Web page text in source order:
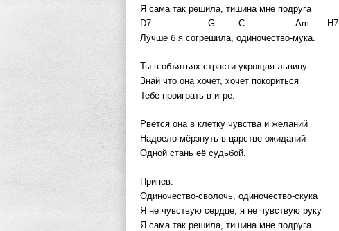
Я сама так решила, тишина мне подруга
D7……………….G……..C……………..Am……H7
Лучше б я согрешила, одиночество-мука.
Ты в объятьях страсти укрощая львицу
Знай что она хочет, хочет покориться
Тебе проиграть в игре.
Рвётся она в клетку чувства и желаний
Надоело мёрзнуть в царстве ожиданий
Одной стань её судьбой.
Припев:
Одиночество-сволочь, одиночество-скука
Я не чувствую сердце, я не чувствую руку
Я сама так решила, тишина мне подруга